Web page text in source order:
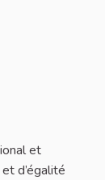
et
d’égalité